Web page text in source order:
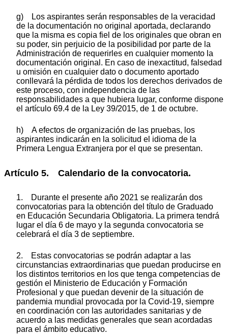
g) Los aspirantes serán responsables de la veracidad
de la documentación no original aportada, declarando
que la misma es copia fiel de los originales que obran en
su poder, sin perjuicio de la posibilidad por parte de la
Administración de requerirles en cualquier momento la
documentación original. En caso de inexactitud, falsedad
u omisión en cualquier dato o documento aportado
conllevará la pérdida de todos los derechos derivados de
este proceso, con independencia de las
responsabilidades a que hubiera lugar, conforme dispone
el artículo 69.4 de la Ley 39/2015, de 1 de octubre.
h) A efectos de organización de las pruebas, los
aspirantes indicarán en la solicitud el idioma de la
Primera Lengua Extranjera por el que se presentan.
Artículo 5. Calendario de la convocatoria.
1. Durante el presente año 2021 se realizarán dos
convocatorias para la obtención del título de Graduado
en Educación Secundaria Obligatoria. La primera tendrá
lugar el día 6 de mayo y la segunda convocatoria se
celebrará el día 3 de septiembre.
2. Estas convocatorias se podrán adaptar a las
circunstancias extraordinarias que puedan producirse en
los distintos territorios en los que tenga competencias de
gestión el Ministerio de Educación y Formación
Profesional y que puedan devenir de la situación de
pandemia mundial provocada por la Covid-19, siempre
en coordinación con las autoridades sanitarias y de
acuerdo a las medidas generales que sean acordadas
para el ámbito educativo.